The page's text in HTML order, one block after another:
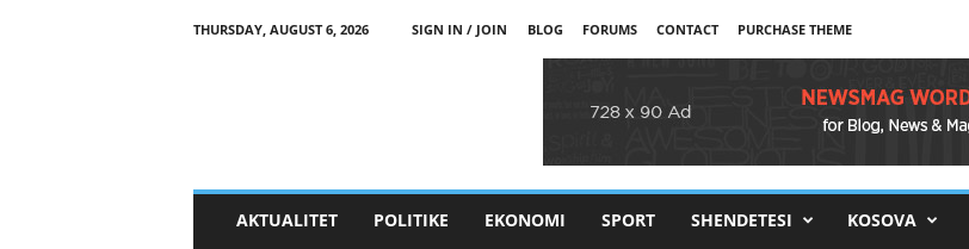
THURSDAY, AUGUST 6, 2026 SIGN IN / JOIN BLOG FORUMS CONTACT PURCHASE THEME
AKTUALITET POLITIKE EKONOMI SPORT SHENDETESI KOSOVA